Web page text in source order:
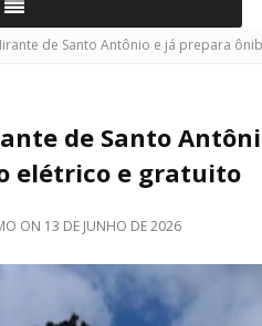
de Santo Antônio e já prepara
de Santo
elétrico e gratuito
ON 13 DE JUNHO DE 2026